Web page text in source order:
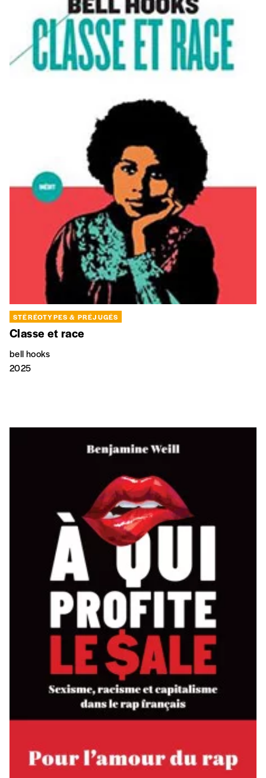
Prénom*
Nom*
Téléphone
E-mail
Rue
Code postal
Localité
Je souhaite recevoir une facture
J’ai lu et j’accepte votre politique
de confidentialité*
politique de protection des données
personnelles (RGPD)
Ajouter un message (facultatif)
STÉRÉOTYPES & PRÉJUGÉS
Classe et race
bell hooks
2025